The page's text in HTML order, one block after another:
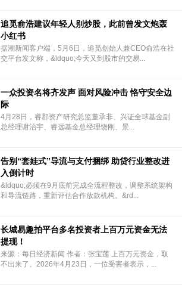
追觅俞浩建议年轻人别炒股，此前曾发文炮轰
小红书
据潮新闻客户端，5月6日，追觅创始人兼CEO俞浩在社
交平台发文称，&ldquo;今天又到股市的交易...
一众投资名将齐发声 面对风险冲击 恪守安全边
际
4月28日，睿郡资产研究总监董承非、兴证全球基金副
总经理谢治宇、睿远基金总经理饶刚、景...
告别“套娃式”导流与支付捆绑 助贷行业整改进
入倒计时
&ldquo;必须在9月底前完成全流程整改，调整系统架构
和导流链路，重新评估合作放款机构。&rd...
长城易趣拍平台多名投资者上百万元资金无法
提现！
来源：每日经济新闻 作者：张宝莲 上百万元资金，取
不出来了。2026年4月23日，一位受害者表示，...